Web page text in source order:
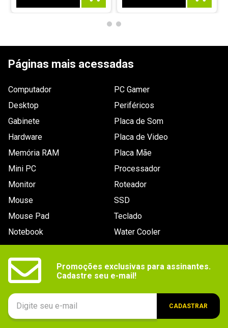
Páginas mais acessadas
Computador
Desktop
Gabinete
Hardware
Memória RAM
Mini PC
Monitor
Mouse
Mouse Pad
Notebook
PC Gamer
Periféricos
Placa de Som
Placa de Video
Placa Mãe
Processador
Roteador
SSD
Teclado
Water Cooler
Promoções exclusivas para assinantes.
Cadastre seu e-mail!
CADASTRAR